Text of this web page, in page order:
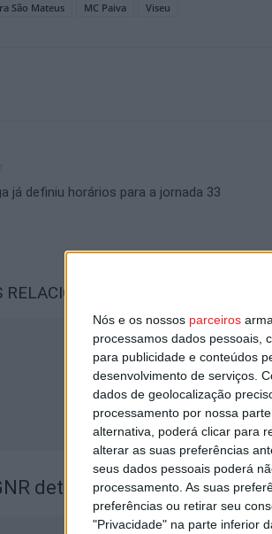
Nós e os nossos parceiros
processamos dados pessoais,
para publicidade e conteúdos
desenvolvimento de serviços.
dados de geolocalização
processamento por nossa
alternativa, poderá clicar para
alterar as suas preferências
seus dados pessoais poderá
processamento. As suas
preferências ou retirar seu
"Privacidade" na parte inferior
São Mateus MC Paiva Viseu
já definiu horários para a jornada 33
detém sete suspeitos por